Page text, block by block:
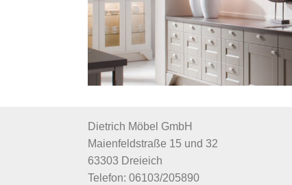
Dietrich Möbel GmbH
Maienfeldstraße 15 und 32
63303 Dreieich
Telefon: 06103/205890